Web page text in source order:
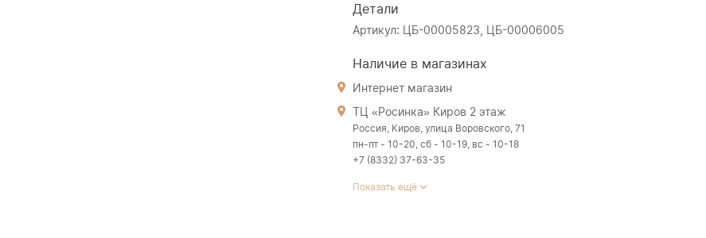
Детали
Артикул: ЦБ-00005823, ЦБ-00006005
Наличие в магазинах
Интернет магазин
ТЦ «Росинка» Киров 2 этаж
Россия, Киров, улица Воровского, 71
пн-пт - 10-20, сб - 10-19, вс - 10-18
+7 (8332) 37-63-35
Показать ещё